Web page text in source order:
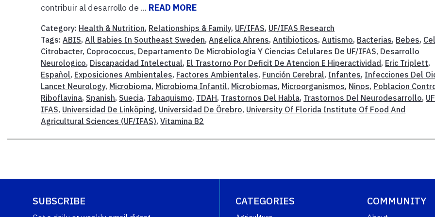
contribuir al desarrollo de ... READ MORE
Category: Health & Nutrition, Relationships & Family, UF/IFAS, UF/IFAS Research
Tags:ABIS,All Babies In Southeast Sweden,Angelica Ahrens,Antibioticos,Autismo, Bacterias, Bebes,
Citrobacter, Coprococcus, Departamento De Microbiologia Y Ciencias Celulares De UF/IFAS, Desarrollo
Neurologico, Discapacidad Intelectual, El Trastorno Por Deficit De Atencion E Hiperactividad, Eric Triplett,
Español, Exposiciones Ambientales, Factores Ambientales, Función Cerebral, Infantes, Infecciones Del
Lancet Neurology, Microbioma, Microbioma Infantil, Microbiomas, Microorganismos, Ninos, Poblacion
Riboflavina, Spanish, Suecia, Tabaquismo, TDAH, Trastornos Del Habla, Trastornos Del Neurodesarrollo,
IFAS, Universidad De Linköping, Universidad De Örebro, University Of Florida Institute Of Food And
Agricultural Sciences (UF/IFAS),Vitamina B2
SUBSCRIBE CATEGORIES COMMUNITY